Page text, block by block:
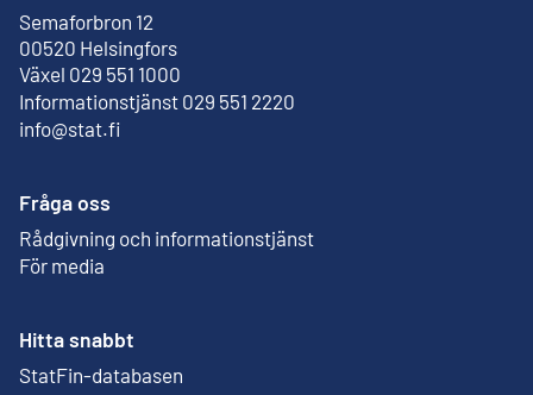
Semaforbron 12
00520 Helsingfors
Extern länk
Växel 029 551 1000
Informationstjänst 029 551 2220
info@stat.fi
Fråga oss
Rådgivning och informationstjänst
För media
Hitta snabbt
StatFin-databasen
Extern länk